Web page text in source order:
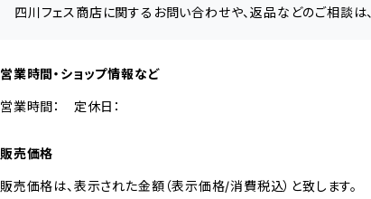
四川フェス商店に関するお問い合わせや、返品などのご相談は、
営業時間・ショップ情報など
営業時間： 定休日：
販売価格
販売価格は、表示された金額（表示価格/消費税込）と致します。